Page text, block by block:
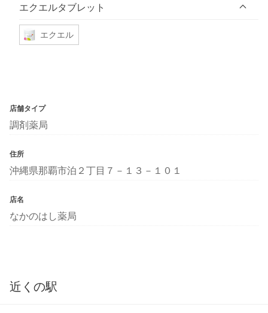
エクエルタブレット
エクエル
店舗タイプ
調剤薬局
住所
沖縄県那覇市泊２丁目７－１３－１０１
店名
なかのはし薬局
近くの駅